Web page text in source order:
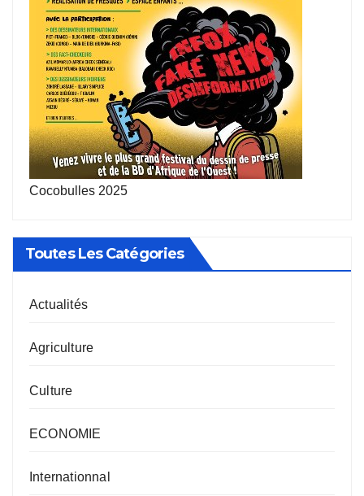
Cocobulles 2025
Toutes Les Catégories
Actualités
Agriculture
Culture
ECONOMIE
Internationnal